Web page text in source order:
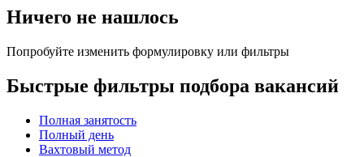
Ничего не нашлось
Попробуйте изменить формулировку или фильтры
Быстрые фильтры подбора вакансий
Полная занятость
Полный день
Вахтовый метод